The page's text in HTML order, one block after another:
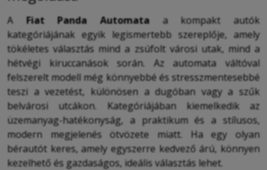
A Fiat Panda Automata a kompakt autók
kategóriájának egyik legismertebb szereplője, amely
tökéletes választás mind a zsúfolt városi utak, mind a
hétvégi kiruccanások során. Az automata váltóval
felszerelt modell még könnyebbé és stresszmentesebbé
teszi a vezetést, különösen a dugóban vagy a szűk
belvárosi utcákon. Kategóriájában kiemelkedik az
üzemanyag-hatékonyság, a praktikum és a stílusos,
modern megjelenés ötvözete miatt. Ha egy olyan
bérautót keres, amely egyszerre kedvező árú, könnyen
kezelhető és gazdaságos, ideális választás lehet.